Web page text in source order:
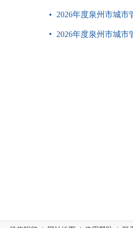
2026年度泉州市城
2026年度泉州市城